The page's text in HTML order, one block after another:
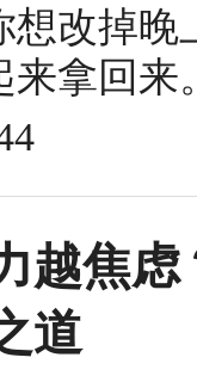
想改掉
来拿回
越焦
道